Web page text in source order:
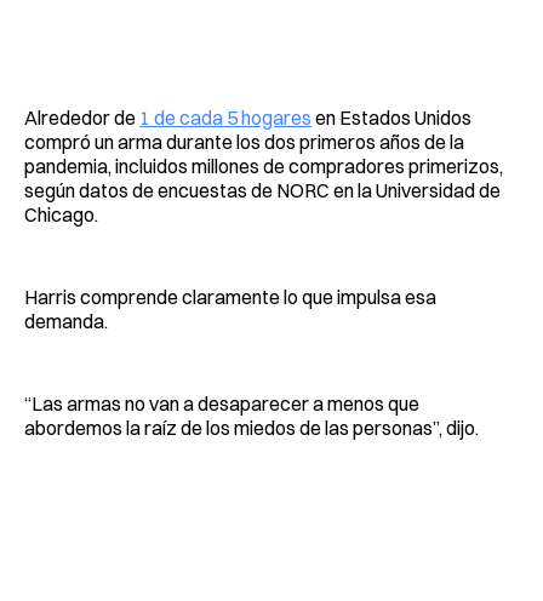
Alrededor de 1 de cada 5 hogares en Estados Unidos
compró un arma durante los dos primeros años de la
pandemia, incluidos millones de compradores primerizos,
según datos de encuestas de NORC en la Universidad de
Chicago.
Harris comprende claramente lo que impulsa esa
demanda.
“Las armas no van a desaparecer a menos que
abordemos la raíz de los miedos de las personas”, dijo.